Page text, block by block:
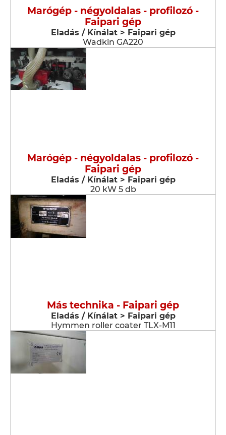
Marógép - négyoldalas - profilozó -
Faipari gép
Eladás / Kínálat > Faipari gép
Wadkin GA220
Marógép - négyoldalas - profilozó -
Faipari gép
Eladás / Kínálat > Faipari gép
20 kW 5 db
Más technika - Faipari gép
Eladás / Kínálat > Faipari gép
Hymmen roller coater TLX-M11